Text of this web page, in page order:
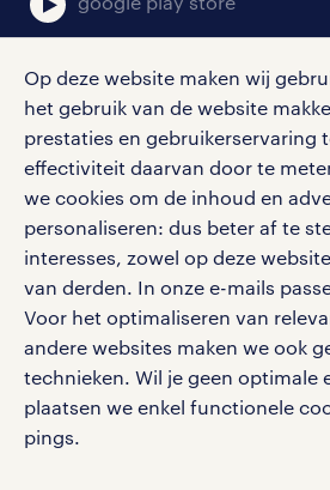
Op deze website maken wij
het gebruik van de website
prestaties en gebruikerservaring
effectiviteit daarvan door te
we cookies om de inhoud en
personaliseren: dus beter af te
interesses, zowel op deze
van derden. In onze e-mails
Voor het optimaliseren van
andere websites maken we ook
technieken. Wil je geen optimale
plaatsen we enkel functionele
pings.
social media
Volg ons voor de leukste
vacatures, solliciteren en
werken bij randstad
gebruikersvoorwaarden
privacystatement
cookies